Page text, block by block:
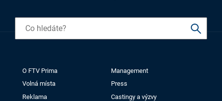
O FTV Prima
Management
Volná místa
Press
Reklama
Castingy a výzvy